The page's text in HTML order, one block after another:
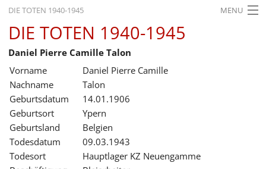
DIE TOTEN 1940-1945 MENU
STARTSEITE
AKTUELLES
AUSSTELLUNGEN
GESCHICHTE
BILDUNG
FORSCHUNG
DIE TOTEN 1940-1945
Daniel Pierre Camille Talon
Vorname
Daniel Pierre Camille
Nachname
Talon
Geburtsdatum
14.01.1906
Geburtsort
Ypern
Geburtsland
Belgien
Todesdatum
09.03.1943
Todesort
Hauptlager KZ Neuengamme